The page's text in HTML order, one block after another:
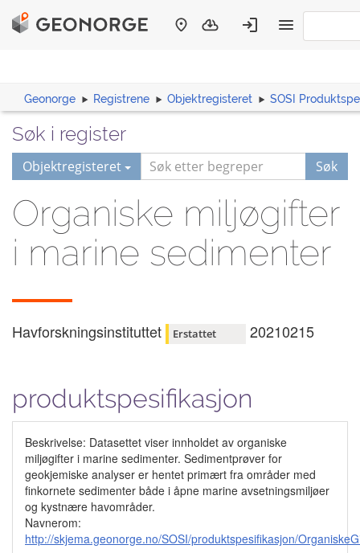
Geonorge Registrene Objektregisteret SOSI
Søk i register
Objektregisteret Søk
Organiske miljøgifter
i marine sedimenter
Havforskningsinstituttet Erstattet 20210215
produktspesifikasjon
Beskrivelse: Datasettet viser innholdet av organiske
miljøgifter i marine sedimenter. Sedimentprøver for
geokjemiske analyser er hentet primært fra områder med
finkornete sedimenter både i åpne marine avsetningsmiljøer
og kystnære havområder.
Navnerom:
http://skjema.geonorge.no/SOSI/produktspesifikasjon/